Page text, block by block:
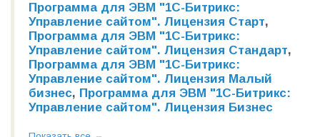
Программа для ЭВМ "1С-Битрикс:
Управление сайтом". Лицензия Старт,
Программа для ЭВМ "1С-Битрикс:
Управление сайтом". Лицензия Стандарт,
Программа для ЭВМ "1С-Битрикс:
Управление сайтом". Лицензия Малый
бизнес, Программа для ЭВМ "1С-Битрикс:
Управление сайтом". Лицензия Бизнес